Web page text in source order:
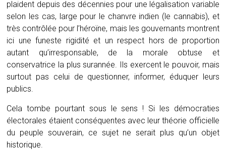
plaident depuis des décennies pour une légalisation variable
selon les cas, large pour le chanvre indien (le cannabis), et
très contrôlée pour l’héroïne, mais les gouvernants montrent
ici une funeste rigidité et un respect hors de proportion
autant qu’irresponsable, de la morale obtuse et
conservatrice la plus surannée. Ils exercent le pouvoir, mais
surtout pas celui de questionner, informer, éduquer leurs
publics.
Cela tombe pourtant sous le sens ! Si les démocraties
électorales étaient conséquentes avec leur théorie officielle
du peuple souverain, ce sujet ne serait plus qu’un objet
historique.